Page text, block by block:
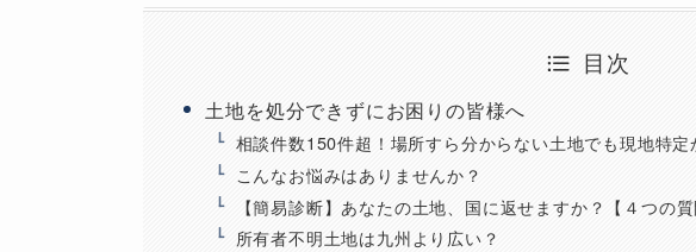
目次
土地を処分できずにお困りの皆様へ
相談件数150件超！場所すら分からない土地でも現地特定
こんなお悩みはありませんか？
【簡易診断】あなたの土地、国に返せますか？【４つの質
所有者不明土地は九州より広い？